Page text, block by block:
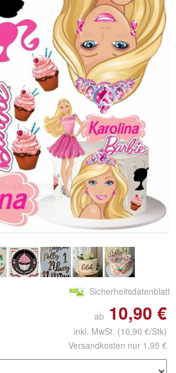
antippen zum
vergrößern
Sicherheitsdatenblatt
ab 10,90 €
inkl. MwSt. (10,90 €/Stk)
Versandkosten nur 1,95 €